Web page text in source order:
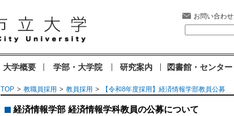
お問い合わせ
大学概要 学部・大学院 研究案内 図書館・センター
TOP 教職員採用 教員採用 【令和8年度採用】経済情報学部教員公募
経済情報学部 経済情報学科教員の公募について